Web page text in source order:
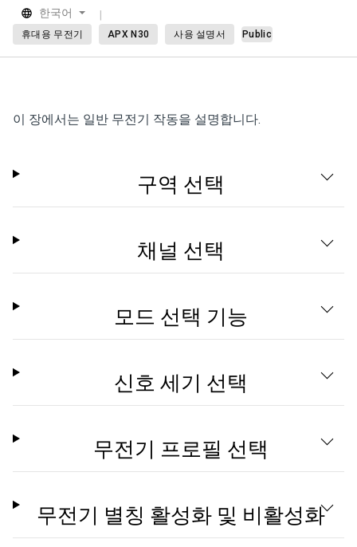
한국어
휴대용 무전기 APX N30 사용 설명서 Public
이 장에서는 일반 무전기 작동을 설명합니다.
구역 선택
채널 선택
모드 선택 기능
신호 세기 선택
무전기 프로필 선택
무전기 별칭 활성화 및 비활성화